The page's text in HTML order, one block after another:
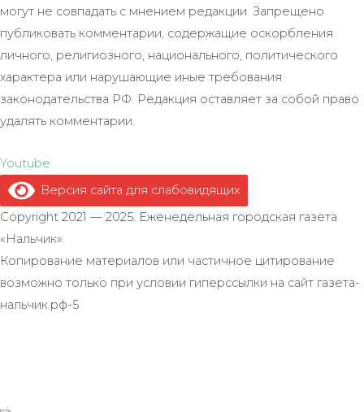
могут не совпадать с мнением редакции. Запрещено
публиковать комментарии, содержащие оскорбления
личного, религиозного, национального, политического
характера или нарушающие иные требования
законодательства РФ. Редакция оставляет за собой право
удалять комментарии.
Youtube
Версия сайта для слабовидящих
.
Copyright 2021 — 2025. Еженедельная городская газета
«Нальчик».
Копирование материалов или частичное цитирование
возможно только при условии гиперссылки на сайт газета-
нальчик.рф-5